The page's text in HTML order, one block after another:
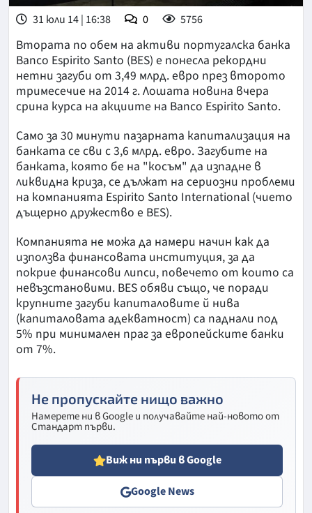
31 юли 14 | 16:38 0 5756
Втората по обем на активи португалска банка
Banco Espirito Santo (BES) е понесла рекордни
нетни загуби от 3,49 млрд. евро през второто
тримесечие на 2014 г. Лошата новина вчера
срина курса на акциите на Banco Espirito Santo.
Само за 30 минути пазарната капитализация на
банката се сви с 3,6 млрд. евро. Загубите на
банката, която бе на "косъм" да изпадне в
ликвидна криза, се дължат на сериозни проблеми
на компанията Espirito Santo International (чието
дъщерно дружество е BES).
Компанията не можа да намери начин как да
използва финансовата институция, за да
покрие финансови липси, повечето от които са
невъзстановими. BES обяви също, че поради
крупните загуби капиталовите й нива
(капиталовата адекватност) са паднали под
5% при минимален праг за европейските банки
от 7%.
Не пропускайте нищо важно
Намерете ни в Google и получавайте най-новото от
Стандарт първи.
Виж ни първи в Google
Google News